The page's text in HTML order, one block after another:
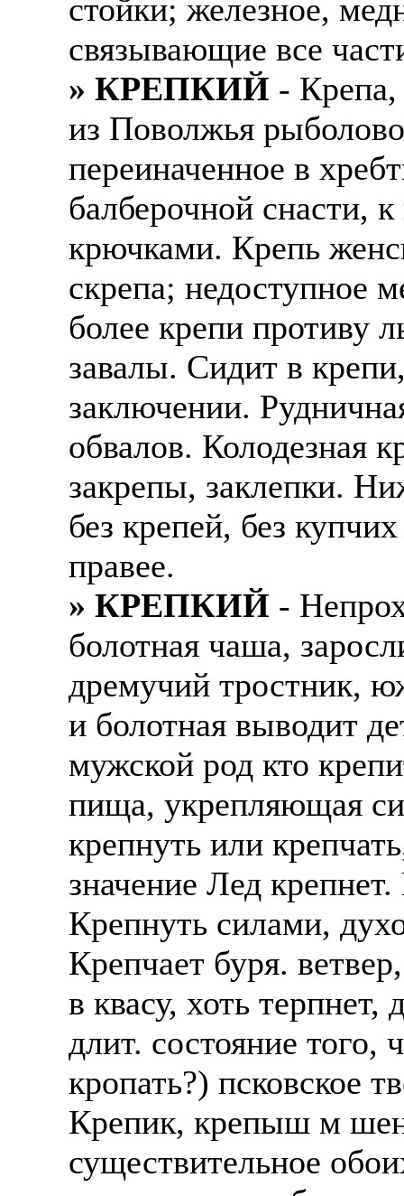
стойки; железное,
связывающие все
» КРЕПКИЙ - Крепа,
из Поволжья
переиначенное в
балберочной снасти,
крючками. Крепь
скрепа; недоступное
более крепи противу
завалы. Сидит в
заключении.
обвалов. Колодезная
закрепы, заклепки.
без крепей, без
правее.
» КРЕПКИЙ -
болотная чаша,
дремучий тростник,
и болотная выводит
мужской род кто
пища, укрепляющая
крепнуть или
значение Лед
Крепнуть силами,
Крепчает буря.
в квасу, хоть
длит. состояние того,
кропать?) псковское
Крепик, крепыш м
существительное